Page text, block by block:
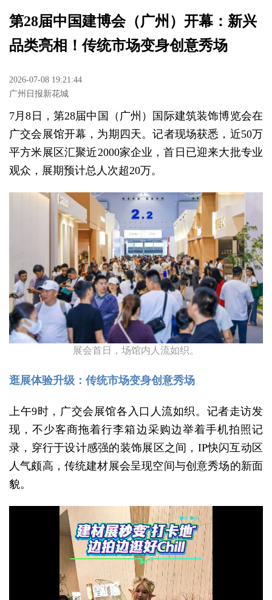
第28届中国建博会（广州）开幕：新兴
品类亮相！传统市场变身创意秀场
2026-07-08 19:21:44
广州日报新花城
7月8日，第28届中国（广州）国际建筑装饰博览会在
广交会展馆开幕，为期四天。记者现场获悉，近50万
平方米展区汇聚近2000家企业，首日已迎来大批专业
观众，展期预计总人次超20万。
展会首日，场馆内人流如织。
逛展体验升级：传统市场变身创意秀场
上午9时，广交会展馆各入口人流如织。记者走访发
现，不少客商拖着行李箱边采购边举着手机拍照记
录，穿行于设计感强的装饰展区之间，IP快闪互动区
人气颇高，传统建材展会呈现空间与创意秀场的新面
貌。